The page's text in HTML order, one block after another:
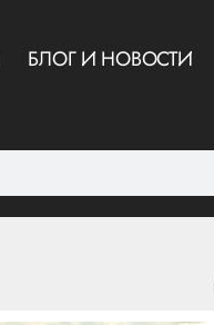
БЛОГ И НОВОСТИ